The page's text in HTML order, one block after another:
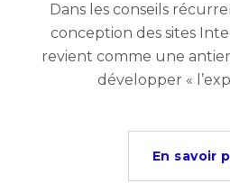
Dans les conseils
conception des sites
revient comme une
développer «
En savoir